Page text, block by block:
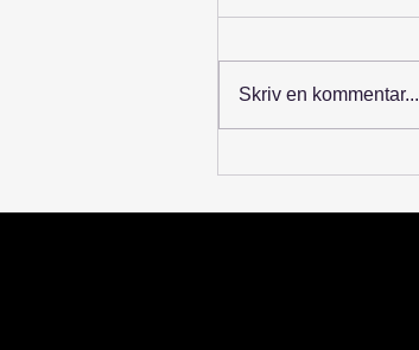
Skriv en kommentar...